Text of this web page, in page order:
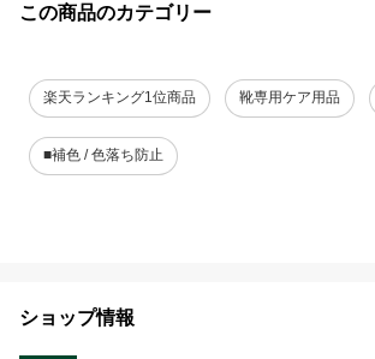
この商品のカテゴリー
楽天ランキング1位商品 靴専用ケア用品
■補色 / 色落ち防止
ショップ情報